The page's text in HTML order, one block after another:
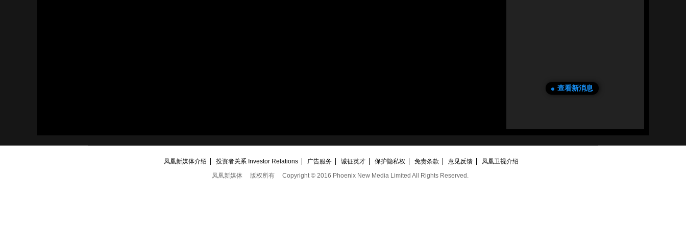
查看新消息
凤凰新媒体介绍 投资者关系 Investor Relations 广告服务 诚征英才 保护隐私权 免责条款 意见反馈
凤凰卫视介绍
凤凰新媒体
版权所有 Copyright © 2016 Phoenix New Media Limited All Rights Reserved.